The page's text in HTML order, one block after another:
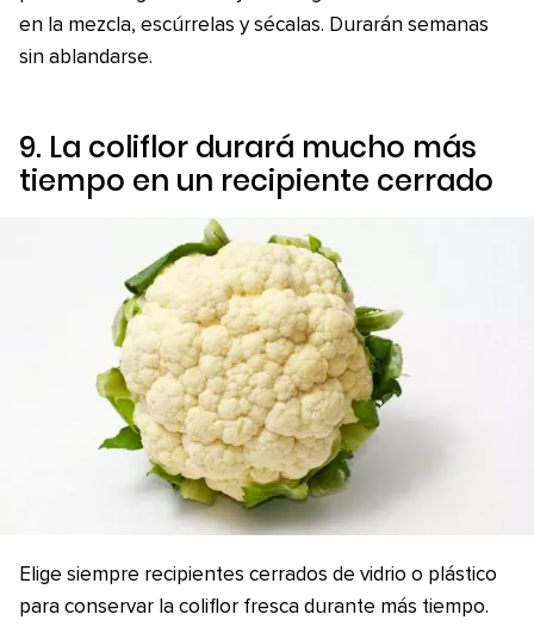
en la mezcla, escúrrelas y sécalas. Durarán semanas
sin ablandarse.
9. La coliflor durará mucho más
tiempo en un recipiente cerrado
Elige siempre recipientes cerrados de vidrio o plástico
para conservar la coliflor fresca durante más tiempo.